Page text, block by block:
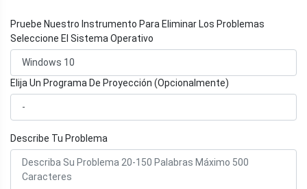
Pruebe Nuestro Instrumento Para Eliminar Los Problemas
Seleccione El Sistema Operativo
Elija Un Programa De Proyección (Opcionalmente)
Describe Tu Problema